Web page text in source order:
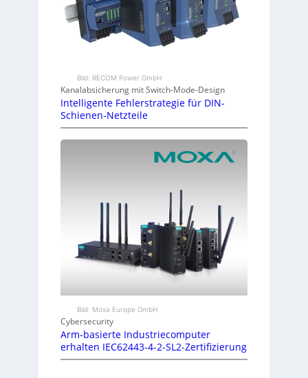
Bild: RECOM Power GmbH
Kanalabsicherung mit Switch-Mode-Design
Intelligente Fehlerstrategie für DIN-
Schienen-Netzteile
Bild: Moxa Europe GmbH
Cybersecurity
Arm-basierte Industriecomputer
erhalten IEC62443-4-2-SL2-Zertifizierung